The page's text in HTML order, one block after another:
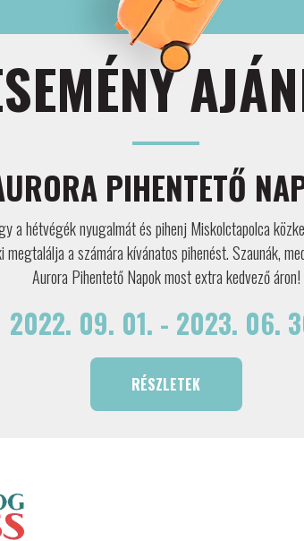
PIHENTETŐ
a hétvégék nyugalmát és pihenj Miskolctapolca
a számára kívánatos pihenést. Szaunák,
Aurora Pihentető Napok most extra kedvező áron!
2022. 09. 01. - 2023. 06.
RÉSZLETEK